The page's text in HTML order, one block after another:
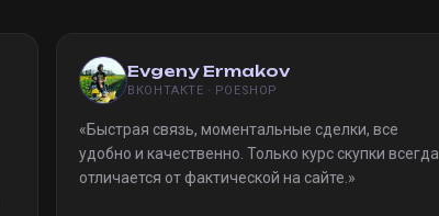
Evgeny Ermakov
ВКОНТАКТЕ · POESHOP
«Быстрая связь, моментальные сделки, все
удобно и качественно. Только курс скупки всегда
отличается от фактической на сайте. »